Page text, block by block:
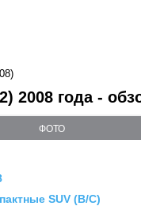
2008 года -
ФОТО
SUV (B/C)